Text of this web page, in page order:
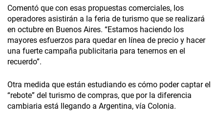
Comentó que con esas propuestas comerciales, los
operadores asistirán a la feria de turismo que se realizará
en octubre en Buenos Aires. “Estamos haciendo los
mayores esfuerzos para quedar en línea de precio y hacer
una fuerte campaña publicitaria para tenernos en el
recuerdo”.
Otra medida que están estudiando es cómo poder captar el
“rebote” del turismo de compras, que por la diferencia
cambiaria está llegando a Argentina, vía Colonia.